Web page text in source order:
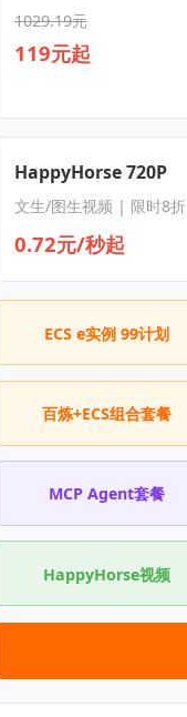
1029.19元
119元起
HappyHorse 720P
文生/图生视频 | 限时8折
0.72元/秒起
ECS e实例 99计划
百炼+ECS组合套餐
MCP Agent套餐
HappyHorse视频